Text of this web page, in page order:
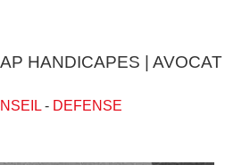
HANDICAPES | AVOCAT
- DEFENSE